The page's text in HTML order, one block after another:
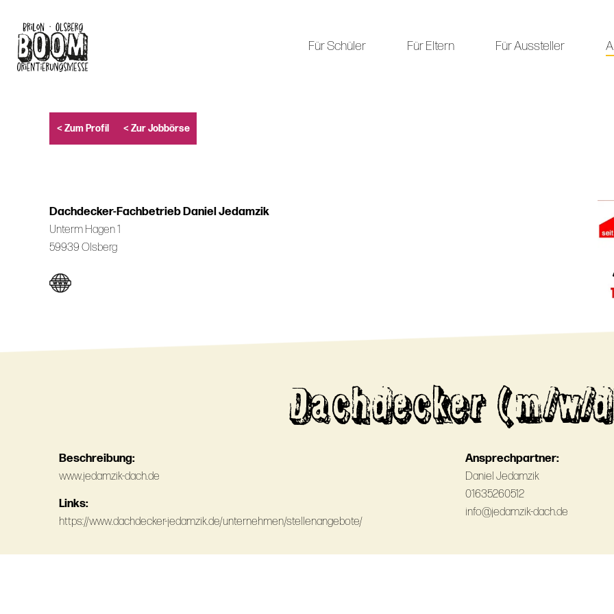
content
Für Schüler Für Eltern Für Aussteller
< Zum Profil < Zur Jobbörse
Dachdecker-Fachbetrieb Daniel Jedamzik
Unterm Hagen 1
59939 Olsberg
Dachdecker (m/w/
Beschreibung:
www.jedamzik-dach.de
Links:
https://www.dachdecker-jedamzik.de/unternehmen/stellenangebote/
Ansprechpartner:
Daniel Jedamzik
01635260512
info@jedamzik-dach.de